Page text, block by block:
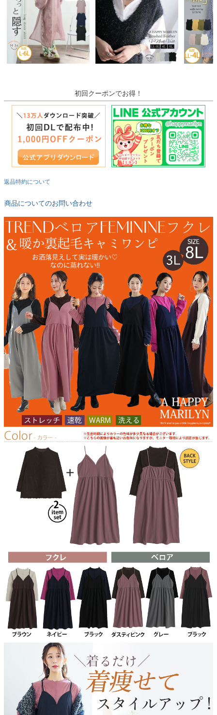
初回クーポンでお得！
返品特約について
商品についてのお問い合わせ